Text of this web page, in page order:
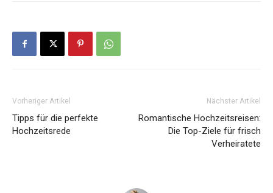
Vorheriger Artikel
Tipps für die perfekte
Hochzeitsrede
Nächster Artikel
Romantische Hochzeitsreisen:
Die Top-Ziele für frisch
Verheiratete